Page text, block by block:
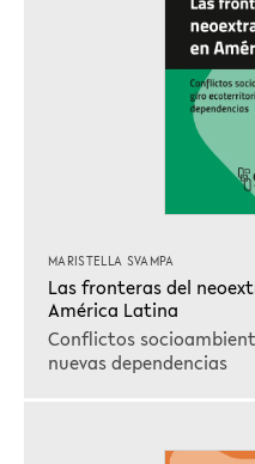
MARISTELLA SVAMPA
Las fronteras del
América Latina
Conflictos
nuevas dependencias